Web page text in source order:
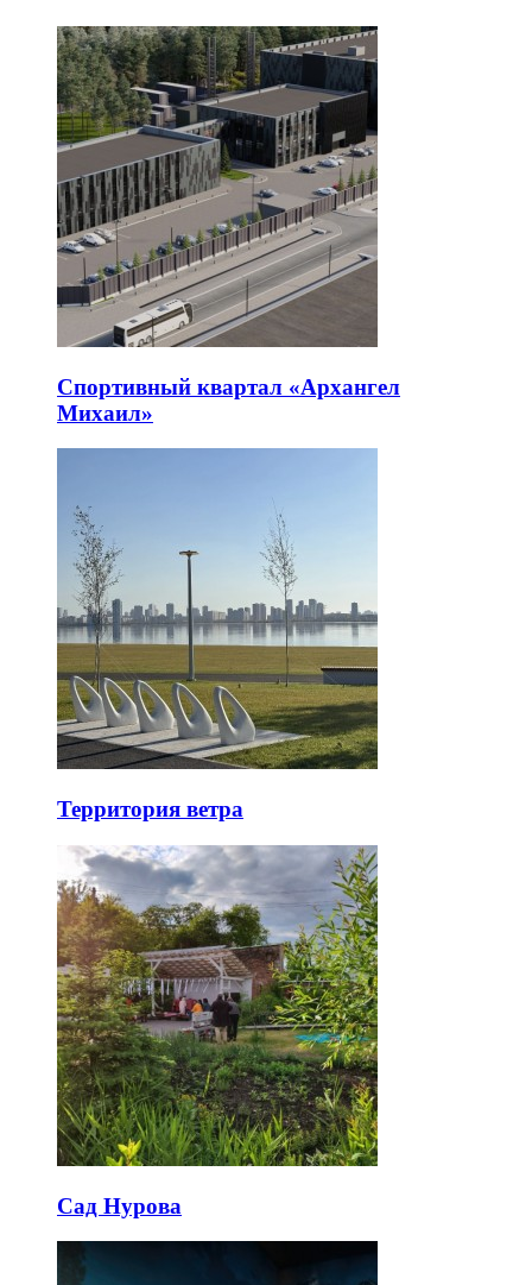
Спортивный квартал «Архангел
Михаил»
Территория ветра
Сад Нурова